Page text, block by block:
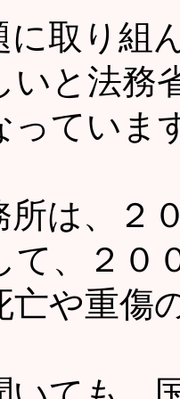
取り組
いと法務
っていま
は、２
て、２０
亡や重傷